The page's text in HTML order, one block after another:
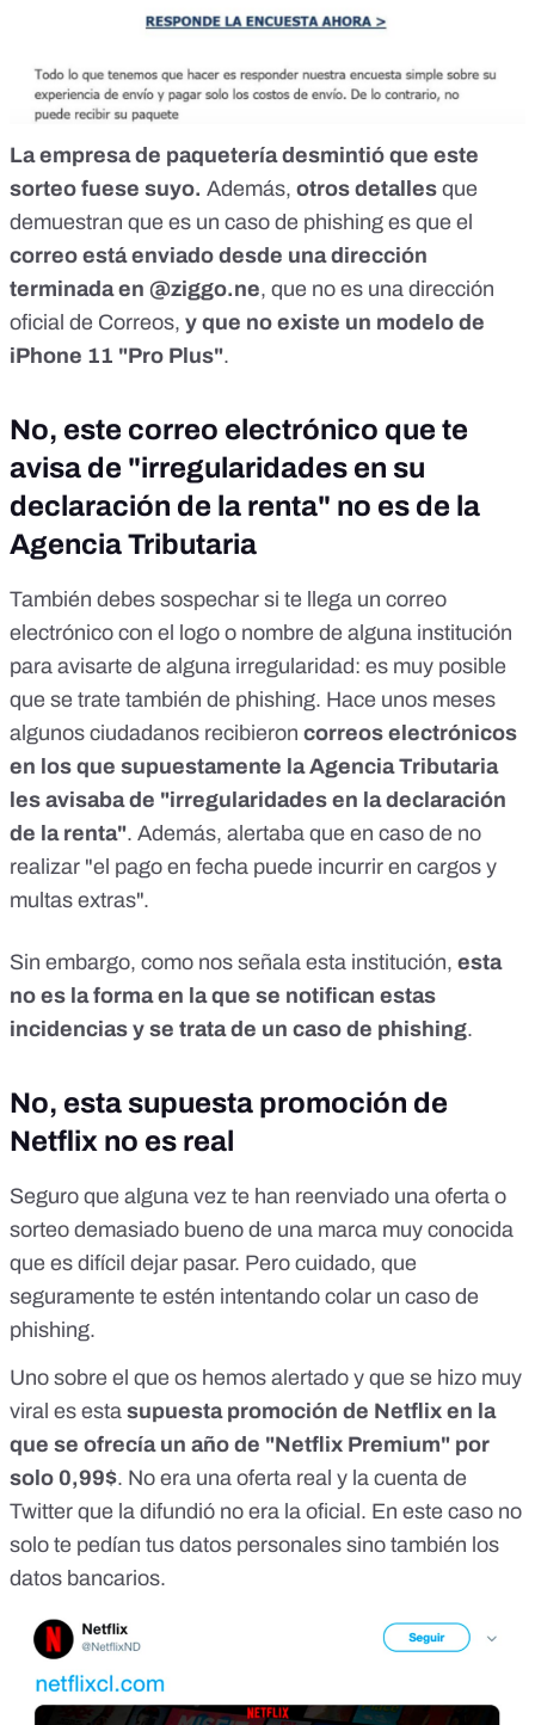
La empresa de paquetería desmintió que este
sorteo fuese suyo. Además, otros detalles que
demuestran que es un caso de phishing es que el
correo está enviado desde una dirección
terminada en @ziggo.ne, que no es una dirección
oficial de Correos, y que no existe un modelo de
iPhone 11 "Pro Plus".
No, este correo electrónico que te
avisa de "irregularidades en su
declaración de la renta" no es de la
Agencia Tributaria
También debes sospechar si te llega un correo
electrónico con el logo o nombre de alguna institución
para avisarte de alguna irregularidad: es muy posible
que se trate también de phishing. Hace unos meses
algunos ciudadanos recibieron correos electrónicos
en los que supuestamente la Agencia Tributaria
les avisaba de "irregularidades en la declaración
de la renta". Además, alertaba que en caso de no
realizar "el pago en fecha puede incurrir en cargos y
multas extras".
Sin embargo, como nos señala esta institución, esta
no es la forma en la que se notifican estas
incidencias y se trata de un caso de phishing.
No, esta supuesta promoción de
Netflix no es real
Seguro que alguna vez te han reenviado una oferta o
sorteo demasiado bueno de una marca muy conocida
que es difícil dejar pasar. Pero cuidado, que
seguramente te estén intentando colar un caso de
phishing.
Uno sobre el que os hemos alertado y que se hizo muy
viral es esta supuesta promoción de Netflix en la
que se ofrecía un año de "Netflix Premium" por
solo 0,99$. No era una oferta real y la cuenta de
Twitter que la difundió no era la oficial. En este caso no
solo te pedían tus datos personales sino también los
datos bancarios.